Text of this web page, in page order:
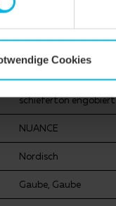
Cookies
Einfamilienhaus
schieferton engobiert
NUANCE
Nordisch
Gaube, Gaube